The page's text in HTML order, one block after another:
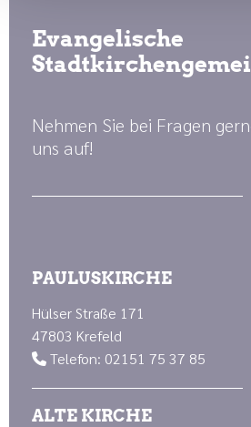
Evangelische
Nehmen Sie bei Fragen
uns auf!
PAULUSKIRCHE
Hülser Straße 171
47803 Krefeld
 Telefon: 02151 75 37 85
ALTE KIRCHE